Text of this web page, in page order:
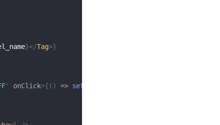
}</Tag>}
' onClick={ ( ) => setClipboardData